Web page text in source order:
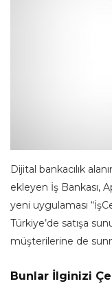
Dijital bankacılık
ekleyen İş Bankası,
yeni uygulaması
Türkiye’de satışa
müşterilerine de
Bunlar İlginizi